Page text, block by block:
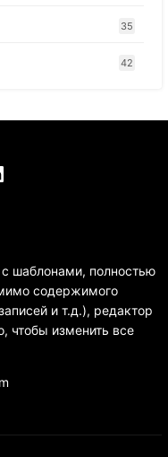
35
42
шаблонами, полностью
содержимого
и т.д.), редактор
чтобы изменить все